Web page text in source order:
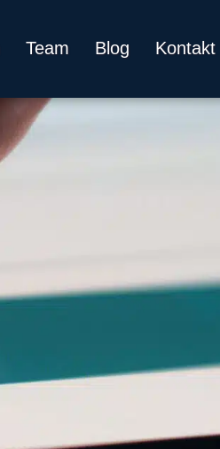
Team Blog Kontakt